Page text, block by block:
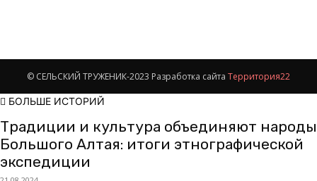
© СЕЛЬСКИЙ ТРУЖЕНИК-2023 Разработка сайта Территория22
БОЛЬШЕ ИСТОРИЙ
Традиции и культура объединяют народы
Большого Алтая: итоги этнографической
экспедиции